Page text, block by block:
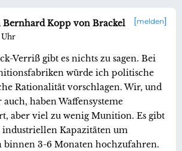
melden
Kopp von Brackel
Uhr
Verriß gibt es nichts zu sagen. Bei
würde ich politische
Rationalität vorschlagen. Wir, und
haben Waffensysteme
aber viel zu wenig Munition. Es gibt
Kapazitäten um
binnen 3-6 Monaten hochzufahren.